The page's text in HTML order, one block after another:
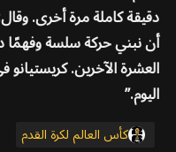
دقيقة كاملة مرة أخرى.
أن نبني حركة سلسة وفهمًا
العشرة الآخرين. كريستيانو
اليوم.”
كأس العالم لكرة القدم